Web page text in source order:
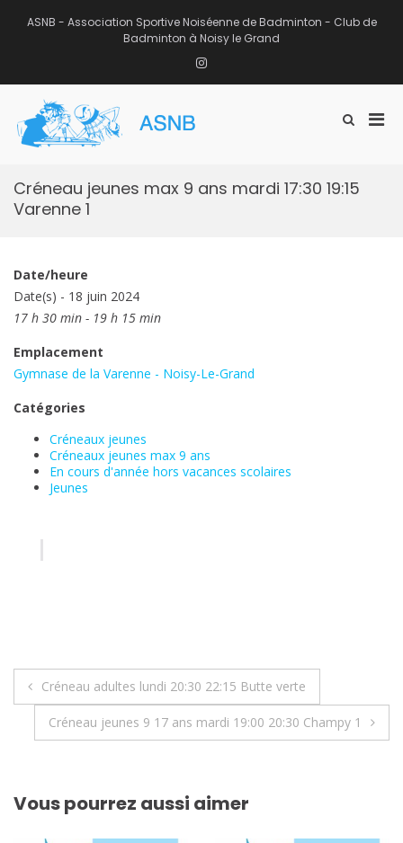
ASNB - Association Sportive Noiséenne de Badminton - Club de
Badminton à Noisy le Grand
Instagram
Afficher
recherche
Créneau jeunes max 9 ans mardi 17:30 19:15
Varenne 1
Date/heure
Date(s) - 18 juin 2024
17 h 30 min - 19 h 15 min
Emplacement
Gymnase de la Varenne - Noisy-Le-Grand
Catégories
Créneaux jeunes
Créneaux jeunes max 9 ans
En cours d'année hors vacances scolaires
Jeunes
Navigation
Créneau adultes lundi 20:30 22:15 Butte verte
Créneau jeunes 9 17 ans mardi 19:00 20:30 Champy 1
Vous pourrez aussi aimer